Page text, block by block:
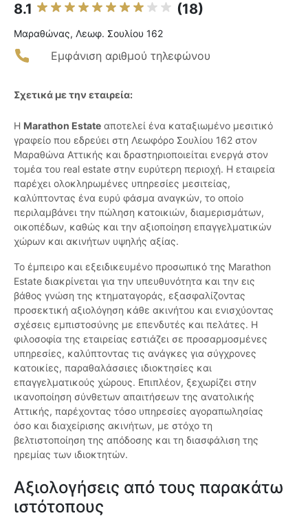
8.1 (18)
Μαραθώνας, Λεωφ. Σουλίου 162
Εμφάνιση αριθμού τηλεφώνου
Σχετικά με την εταιρεία:
Η Marathon Estate αποτελεί ένα καταξιωμένο μεσιτικό
γραφείο που εδρεύει στη Λεωφόρο Σουλίου 162 στον
Μαραθώνα Αττικής και δραστηριοποιείται ενεργά στον
τομέα του real estate στην ευρύτερη περιοχή. Η εταιρεία
παρέχει ολοκληρωμένες υπηρεσίες μεσιτείας,
καλύπτοντας ένα ευρύ φάσμα αναγκών, το οποίο
περιλαμβάνει την πώληση κατοικιών, διαμερισμάτων,
οικοπέδων, καθώς και την αξιοποίηση επαγγελματικών
χώρων και ακινήτων υψηλής αξίας.
Το έμπειρο και εξειδικευμένο προσωπικό της Marathon
Estate διακρίνεται για την υπευθυνότητα και την εις
βάθος γνώση της κτηματαγοράς, εξασφαλίζοντας
προσεκτική αξιολόγηση κάθε ακινήτου και ενισχύοντας
σχέσεις εμπιστοσύνης με επενδυτές και πελάτες. Η
φιλοσοφία της εταιρείας εστιάζει σε προσαρμοσμένες
υπηρεσίες, καλύπτοντας τις ανάγκες για σύγχρονες
κατοικίες, παραθαλάσσιες ιδιοκτησίες και
επαγγελματικούς χώρους. Επιπλέον, ξεχωρίζει στην
ικανοποίηση σύνθετων απαιτήσεων της ανατολικής
Αττικής, παρέχοντας τόσο υπηρεσίες αγοραπωλησίας
όσο και διαχείρισης ακινήτων, με στόχο τη
βελτιστοποίηση της απόδοσης και τη διασφάλιση της
ηρεμίας των ιδιοκτητών.
Αξιολογήσεις από τους παρακάτω
ιστότοπους